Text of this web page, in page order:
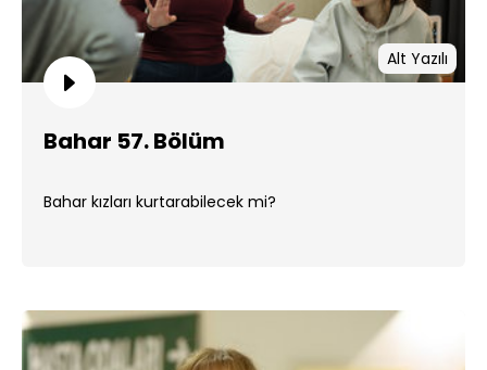
Alt Yazılı
Bahar 57. Bölüm
Bahar kızları kurtarabilecek mi?